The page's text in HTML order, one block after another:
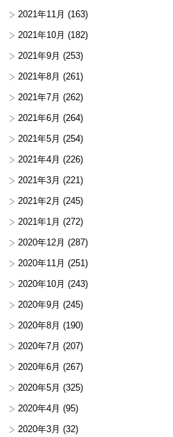
2021年11月 (163)
2021年10月 (182)
2021年9月 (253)
2021年8月 (261)
2021年7月 (262)
2021年6月 (264)
2021年5月 (254)
2021年4月 (226)
2021年3月 (221)
2021年2月 (245)
2021年1月 (272)
2020年12月 (287)
2020年11月 (251)
2020年10月 (243)
2020年9月 (245)
2020年8月 (190)
2020年7月 (207)
2020年6月 (267)
2020年5月 (325)
2020年4月 (95)
2020年3月 (32)